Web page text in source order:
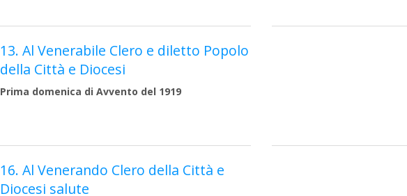
13. Al Venerabile Clero e diletto Popolo
della Città e Diocesi
Prima domenica di Avvento del 1919
16. Al Venerando Clero della Città e
Diocesi salute